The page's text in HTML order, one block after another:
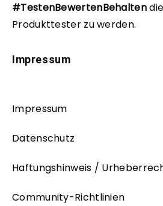
#TestenBewertenBehalten
Produkttester zu werden.
Impressum
Impressum
Datenschutz
Haftungshinweis /
Community-Richtlinien